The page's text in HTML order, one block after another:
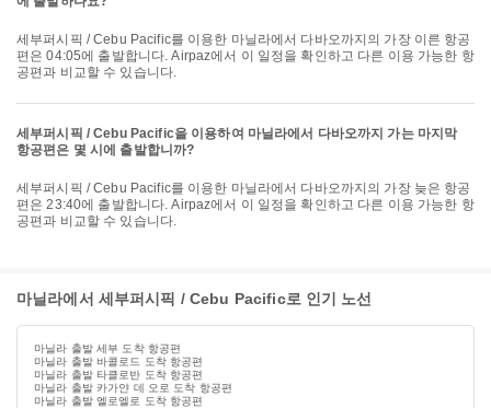
세부퍼시픽 / Cebu Pacific를 이용한 마닐라에서 다바오까지의 가장 이른 항공
편은 04:05에 출발합니다. Airpaz에서 이 일정을 확인하고 다른 이용 가능한 항
공편과 비교할 수 있습니다.
세부퍼시픽 / Cebu Pacific을 이용하여 마닐라에서 다바오까지 가는 마지막
항공편은 몇 시에 출발합니까?
세부퍼시픽 / Cebu Pacific를 이용한 마닐라에서 다바오까지의 가장 늦은 항공
편은 23:40에 출발합니다. Airpaz에서 이 일정을 확인하고 다른 이용 가능한 항
공편과 비교할 수 있습니다.
마닐라에서 세부퍼시픽 / Cebu Pacific로 인기 노선
마닐라 출발 세부 도착 항공편
마닐라 출발 바콜로드 도착 항공편
마닐라 출발 타클로반 도착 항공편
마닐라 출발 카가얀 데 오로 도착 항공편
마닐라 출발 엘로엘로 도착 항공편